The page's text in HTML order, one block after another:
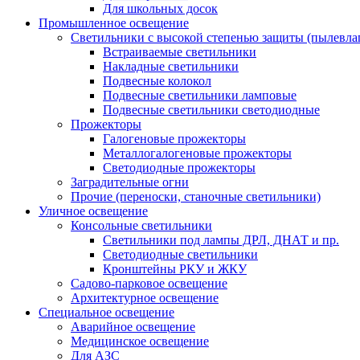
Для школьных досок
Промышленное освещение
Светильники с высокой степенью защиты
Встраиваемые светильники
Накладные светильники
Подвесные колокол
Подвесные светильники ламповые
Подвесные светильники светодиодные
Прожекторы
Галогеновые прожекторы
Металлогалогеновые прожекторы
Светодиодные прожекторы
Заградительные огни
Прочие (переноски, станочные светильники)
Уличное освещение
Консольные светильники
Cветильники под лампы ДРЛ, ДНАТ и пр.
Cветодиодные светильники
Кронштейны РКУ и ЖКУ
Садово-парковое освещение
Архитектурное освещение
Специальное освещение
Аварийное освещение
Медицинское освещение
Для АЗС